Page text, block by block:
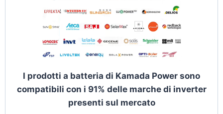
I prodotti a batteria di Kamada Power sono
compatibili con i 91% delle marche di inverter
presenti sul mercato